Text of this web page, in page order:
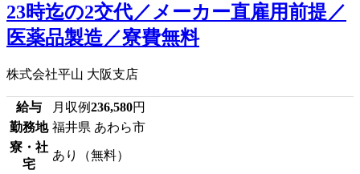
23時迄の2交代／メーカー直雇用前提／
医薬品製造／寮費無料
株式会社平山 大阪支店
給与 月収例236,580円
勤務地 福井県 あわら市
寮・社
宅
あり（無料）